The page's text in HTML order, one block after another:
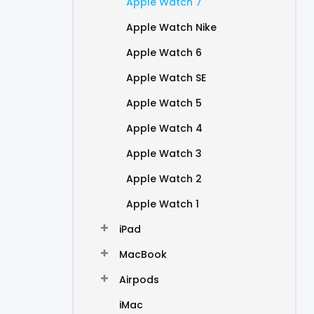
Apple Watch Nike
Apple Watch 6
Apple Watch SE
Apple Watch 5
Apple Watch 4
Apple Watch 3
Apple Watch 2
Apple Watch 1
iPad
MacBook
Airpods
iMac